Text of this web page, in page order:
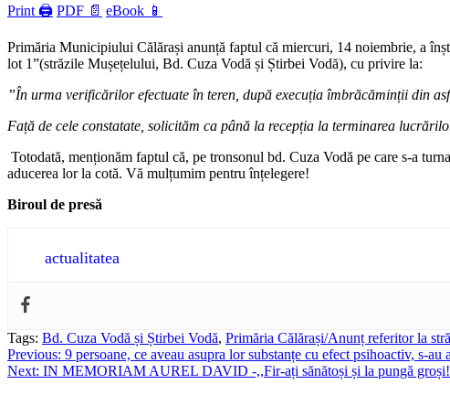
Print 🖨 PDF 📄 eBook 📱
Primăria Municipiului Călărași anunță faptul că miercuri, 14 noiembrie, a
lot 1”(străzile Mușețelului, Bd. Cuza Vodă și Știrbei Vodă), cu privire la:
”În urma verificărilor efectuate în teren, după execuția îmbrăcăminții din
Față de cele constatate, solicităm ca până la recepția la terminarea
Totodată, menționăm faptul că, pe tronsonul bd. Cuza Vodă pe care s-a
aducerea lor la cotă. Vă mulțumim pentru înțelegere!
Biroul de presă
actualitatea
Tags: Bd. Cuza Vodă și Știrbei Vodă, Primăria Călărași/Anunț referitor la
Post
navigation
Previous: 9 persoane, ce aveau asupra lor substanțe cu efect psihoactiv, s-au
Next: IN MEMORIAM AUREL DAVID -,,Fir-ați sănătoși și la pungă